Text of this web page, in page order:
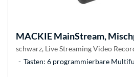
MACKIEMainStream,
schwarz, Live Streaming Video
Tasten: 6 programmierbare